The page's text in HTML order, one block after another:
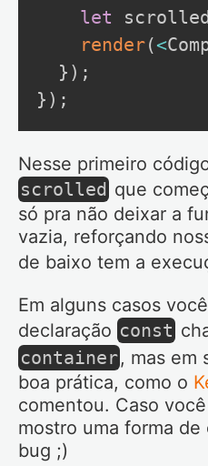
let
render(<
} ) ;
} ) ;
Nesse primeiro
scrolled que
só pra não deixar a
vazia, reforçando
de baixo tem a
Em alguns casos
declaração const
container, mas em
boa prática, como o
comentou. Caso
mostro uma forma
bug ;)